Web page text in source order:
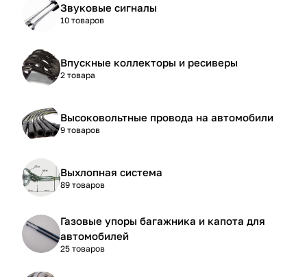
Звуковые сигналы
10 товаров
Впускные коллекторы и ресиверы
2 товара
Высоковольтные провода на автомобили
9 товаров
Выхлопная система
89 товаров
Газовые упоры багажника и капота для
автомобилей
25 товаров